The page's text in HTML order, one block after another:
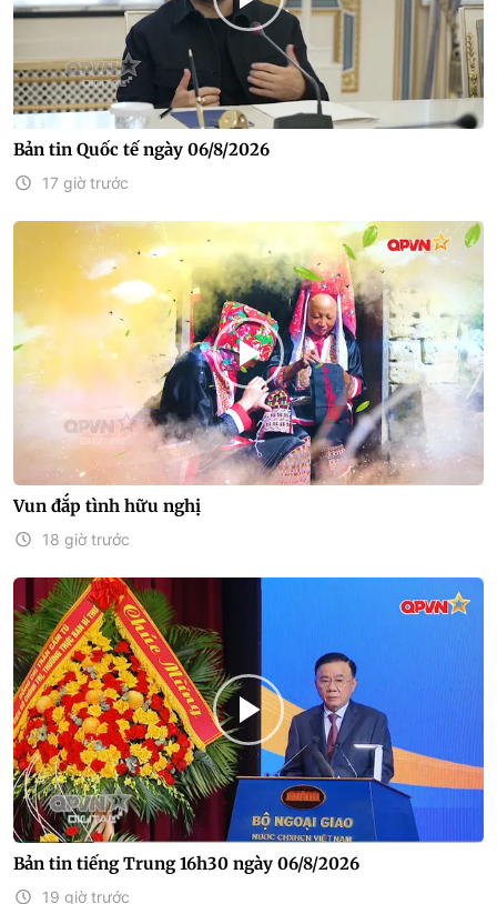
Bản tin Quốc tế ngày 06/8/2026
17 giờ trước
Vun đắp tình hữu nghị
18 giờ trước
Bản tin tiếng Trung 16h30 ngày 06/8/2026
19 giờ trước